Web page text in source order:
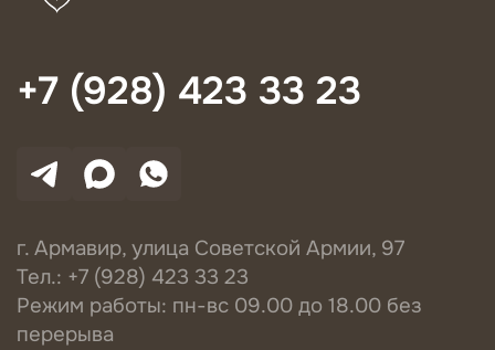
+7 (928) 423 33 23
г. Армавир, улица Советской Армии, 97
Тел.: +7 (928) 423 33 23
Режим работы: пн-вс 09.00 до 18.00 без
перерыва